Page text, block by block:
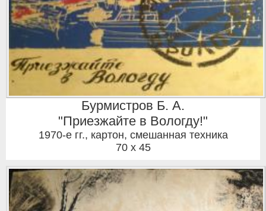
Бурмистров Б. А.
"Приезжайте в Вологду!"
1970-е гг., картон, смешанная техника
70 x 45